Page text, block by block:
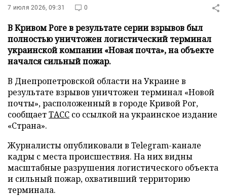
7 июля 2026, 09:31 0
В Кривом Роге в результате серии взрывов был
полностью уничтожен логистический терминал
украинской компании «Новая почта», на объекте
начался сильный пожар.
В Днепропетровской области на Украине в
результате взрывов уничтожен терминал «Новой
почты», расположенный в городе Кривой Рог,
сообщаетТАСС со ссылкой на украинское издание
«Страна».
Журналисты опубликовали в Telegram-канале
кадры с места происшествия. На них видны
масштабные разрушения логистического объекта
и сильный пожар, охвативший территорию
терминала.